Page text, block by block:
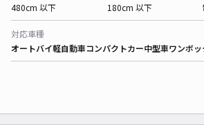
480cm 以下
180cm 以下
対応車種
オートバイ軽自動車コンパクトカー中型車ワンボッ